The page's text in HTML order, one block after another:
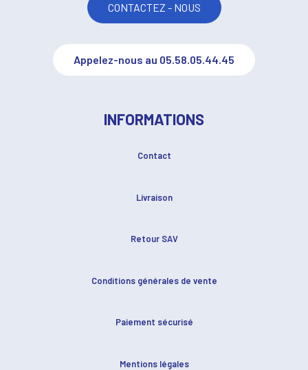
CONTACTEZ - NOUS
Appelez-nous au 05.58.05.44.45
INFORMATIONS
Contact
Livraison
Retour SAV
Conditions générales de vente
Paiement sécurisé
Mentions légales